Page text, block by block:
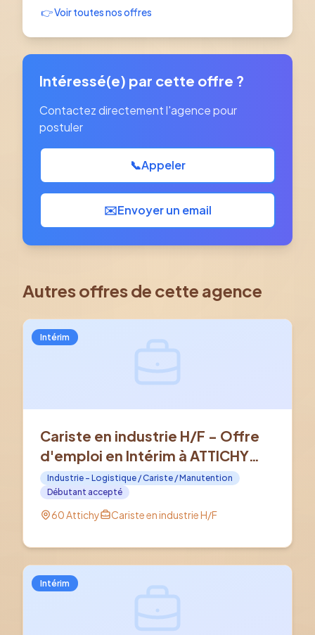
👉 Voir toutes nos offres
Intéressé(e) par cette offre ?
Contactez directement l'agence pour
postuler
📞Appeler
✉️Envoyer un email
Autres offres de cette agence
Intérim
Cariste en industrie H/F - Offre
d'emploi en Intérim à ATTICHY
(60)
Industrie - Logistique / Cariste / Manutention
Débutant accepté
60 Attichy Cariste en industrie H/F
Intérim